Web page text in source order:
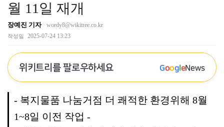
월 11일 재개
장예진 기자 wordy8@wikitree.co.kr
작성일 2025-07-24 13:23
위키트리를 팔로우하세요 GoogleNews
- 복지물품 나눔거점 더 쾌적한 환경위해 8월
1~8일 이전 작업 -